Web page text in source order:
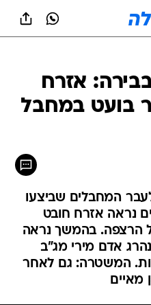
אזרח
בועט במחבל
המחבלים שביצעו
נראה אזרח חובט
הרצפה. בהמשך נראה
אדם מירי מג"ב
המשטרה: גם לאחר
מאיים